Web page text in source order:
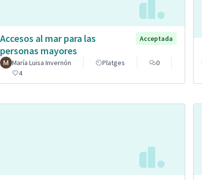
Accesos al mar para las
personas mayores
Acceptada
María Luisa Invernón Platges
0
4